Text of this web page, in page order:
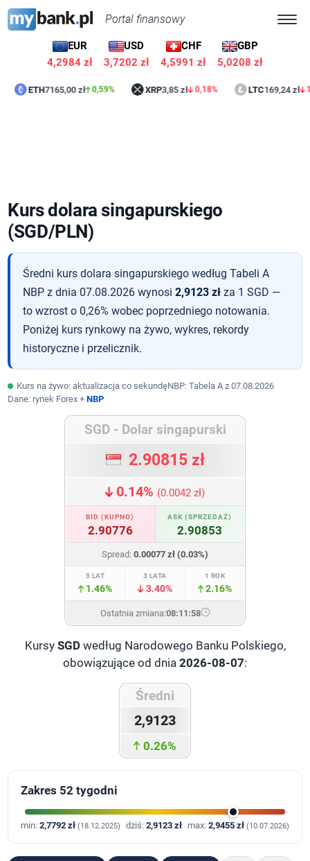
Portal finansowy
EUR
4,2985 zł
USD
3,7203 zł
CHF
4,5992 zł
GBP
5,0208 zł
ETH7165,00 zł 0,59% XRP3,85 zł 0,18% LTC169,24 zł 1,13%
Kurs dolara singapurskiego
(SGD/PLN)
Średni kurs dolara singapurskiego według Tabeli A
NBP z dnia 07.08.2026 wynosi2,9123 zł za 1 SGD —
to wzrost o 0,26% wobec poprzedniego notowania.
Poniżej kurs rynkowy na żywo, wykres, rekordy
historyczne i przelicznik.
Kurs na żywo: aktualizacja co sekundęNBP: Tabela A z07.08.2026
Dane: rynek Forex +NBP
SGD - Dolar singapurski
2.90822 zł
0.14% (0.0041 zł)
BID (KUPNO)
2.90768
ASK (SPRZEDAŻ)
2.90876
Spread: 0.00108 zł (0.04%)
5 LAT
1.47%
3 LATA
3.40%
1 ROK
2.16%
Ostatnia zmiana:08:11:59
Kursy SGDwedług Narodowego Banku Polskiego,
obowiązujące od dnia 2026-08-07:
Średni
2,9123
0.26%
Zakres 52 tygodni
min:2,7792 zł (18.12.2025) dziś: 2,9123 zł max: 2,9455 zł (10.07.2026)